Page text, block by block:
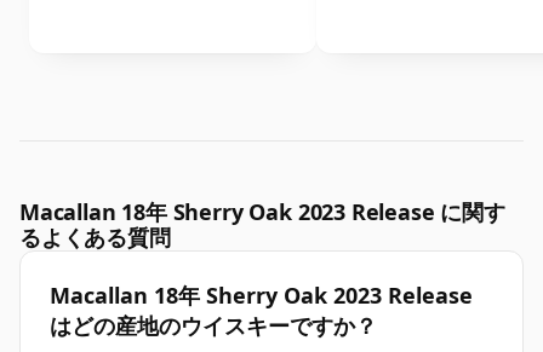
Macallan 18年 Sherry Oak 2023 Release に関す
るよくある質問
Macallan 18年 Sherry Oak 2023 Release
はどの産地のウイスキーですか？